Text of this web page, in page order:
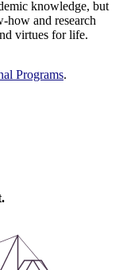
knowledge, but
how and research
virtues for life.
Programs.